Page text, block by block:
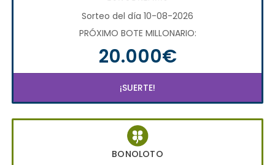
Sorteo del día 10-08-2026
PRÓXIMO BOTE MILLONARIO:
20.000€
¡SUERTE!
BONOLOTO